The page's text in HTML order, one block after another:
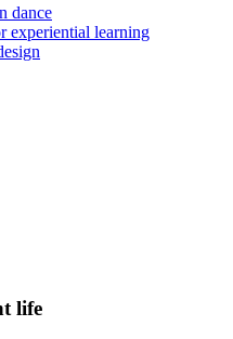
dance
experiential learning
life